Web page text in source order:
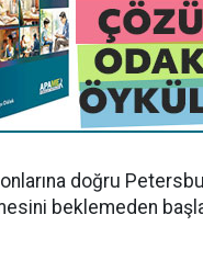
doğru
beklemeden